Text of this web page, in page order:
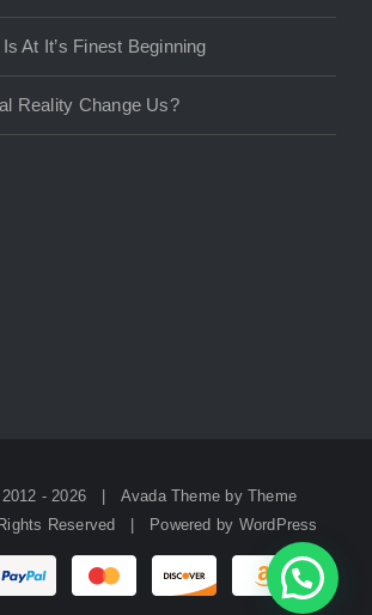
At It’s Finest Beginning
Reality Change Us?
-2026 | Avada Theme by Theme
Reserved | Powered by WordPress